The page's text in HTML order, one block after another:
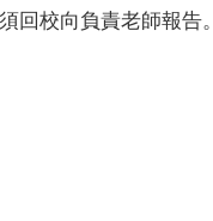
回校向負責老師報告。